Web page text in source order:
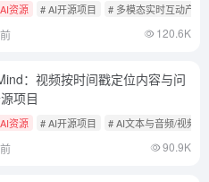
资源 # AI开源项目 # 多模态实时互动产品
120.6K
：视频按时间戳定位内容与问
项目
资源 # AI开源项目 # AI文本与音频/视频
90.9K